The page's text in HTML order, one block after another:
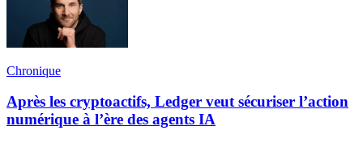
Chronique
Après les cryptoactifs, Ledger veut sécuriser l’action
numérique à l’ère des agents IA